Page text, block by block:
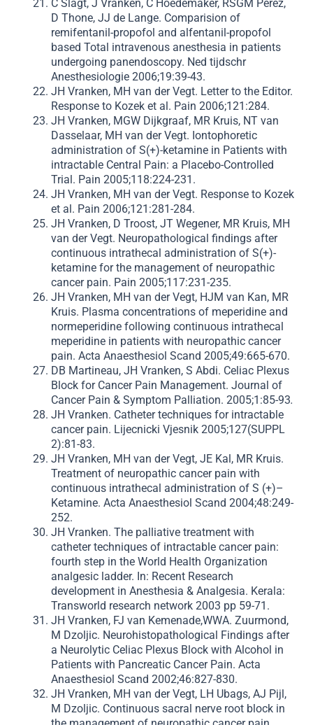
C Slagt, J Vranken, C Hoedemaker, RSGM Perez,
D Thone, JJ de Lange. Comparision of
remifentanil-propofol and alfentanil-propofol
based Total intravenous anesthesia in patients
undergoing panendoscopy. Ned tijdschr
Anesthesiologie 2006;19:39-43.
JH Vranken, MH van der Vegt. Letter to the Editor.
Response to Kozek et al. Pain 2006;121:284.
JH Vranken, MGW Dijkgraaf, MR Kruis, NT van
Dasselaar, MH van der Vegt. Iontophoretic
administration of S(+)-ketamine in Patients with
intractable Central Pain: a Placebo-Controlled
Trial. Pain 2005;118:224-231.
JH Vranken, MH van der Vegt. Response to Kozek
et al. Pain 2006;121:281-284.
JH Vranken, D Troost, JT Wegener, MR Kruis, MH
van der Vegt. Neuropathological findings after
continuous intrathecal administration of S(+)-
ketamine for the management of neuropathic
cancer pain. Pain 2005;117:231-235.
JH Vranken, MH van der Vegt, HJM van Kan, MR
Kruis. Plasma concentrations of meperidine and
normeperidine following continuous intrathecal
meperidine in patients with neuropathic cancer
pain. Acta Anaesthesiol Scand 2005;49:665-670.
DB Martineau, JH Vranken, S Abdi. Celiac Plexus
Block for Cancer Pain Management. Journal of
Cancer Pain & Symptom Palliation. 2005;1:85-93.
JH Vranken. Catheter techniques for intractable
cancer pain. Lijecnicki Vjesnik 2005;127(SUPPL
2):81-83.
JH Vranken, MH van der Vegt, JE Kal, MR Kruis.
Treatment of neuropathic cancer pain with
continuous intrathecal administration of S (+)–
Ketamine. Acta Anaesthesiol Scand 2004;48:249-
252.
JH Vranken. The palliative treatment with
catheter techniques of intractable cancer pain:
fourth step in the World Health Organization
analgesic ladder. In: Recent Research
development in Anesthesia & Analgesia. Kerala:
Transworld research network 2003 pp 59-71.
JH Vranken, FJ van Kemenade,WWA. Zuurmond,
M Dzoljic. Neurohistopathological Findings after
a Neurolytic Celiac Plexus Block with Alcohol in
Patients with Pancreatic Cancer Pain. Acta
Anaesthesiol Scand 2002;46:827-830.
JH Vranken, MH van der Vegt, LH Ubags, AJ Pijl,
M Dzoljic. Continuous sacral nerve root block in